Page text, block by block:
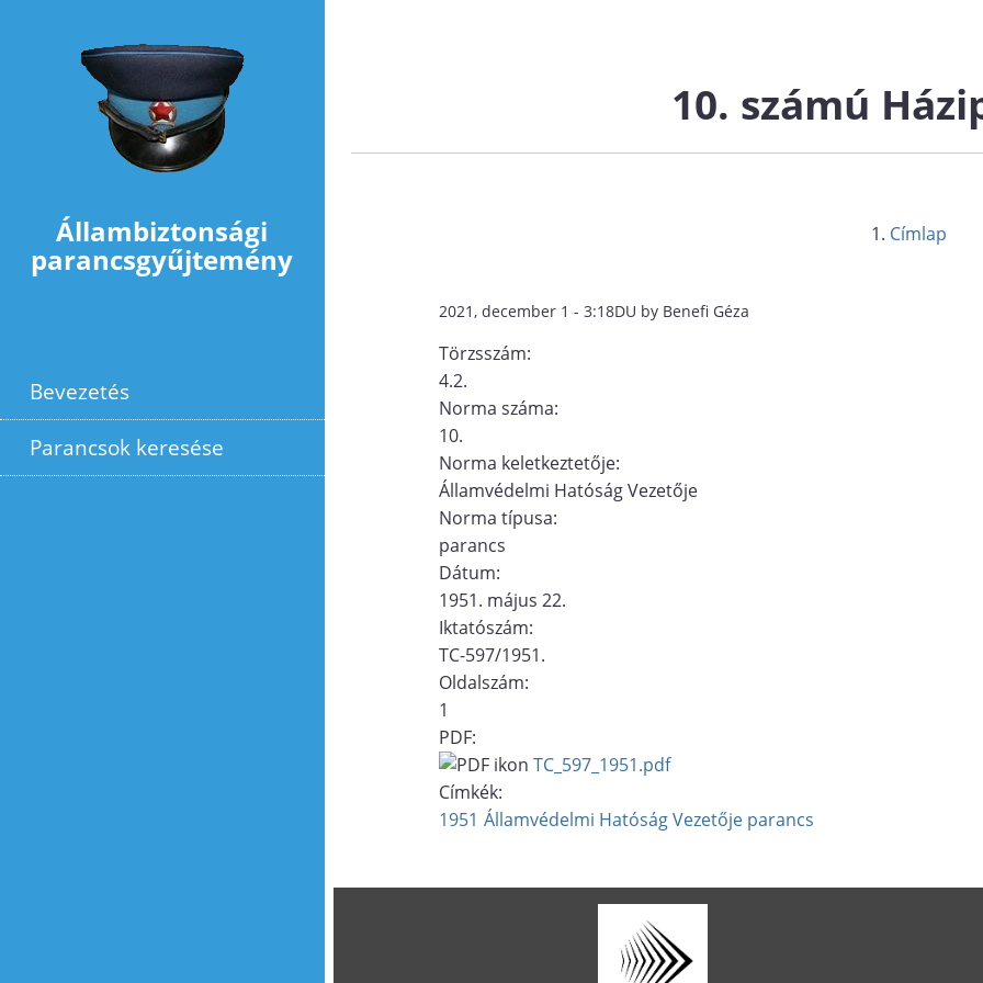
Állambiztonsági
parancsgyűjtemény
Bevezetés
Parancsok keresése
10. számú
Címlap
2021, december 1 - 3:18DU by Benefi Géza
Törzsszám:
4.2.
Norma száma:
10.
Norma keletkeztetője:
Államvédelmi Hatóság Vezetője
Norma típusa:
parancs
Dátum:
1951. május 22.
Iktatószám:
TC-597/1951.
Oldalszám:
1
PDF:
TC_597_1951.pdf
Címkék:
1951 Államvédelmi Hatóság Vezetője parancs